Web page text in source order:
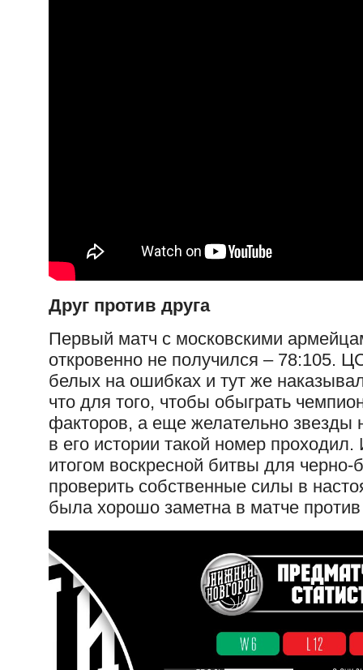
Друг против друга
Первый матч с московскими
откровенно не получился – 78:105.
белых на ошибках и тут же
что для того, чтобы обыграть
факторов, а еще желательно звезды
в его истории такой номер
итогом воскресной битвы для
проверить собственные силы в
была хорошо заметна в матче